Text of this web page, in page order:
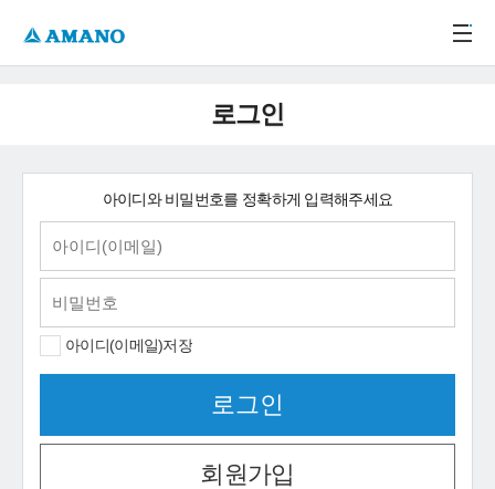
로그인
아이디와 비밀번호를 정확하게 입력해주세요
아이디(이메일)저장
회원가입